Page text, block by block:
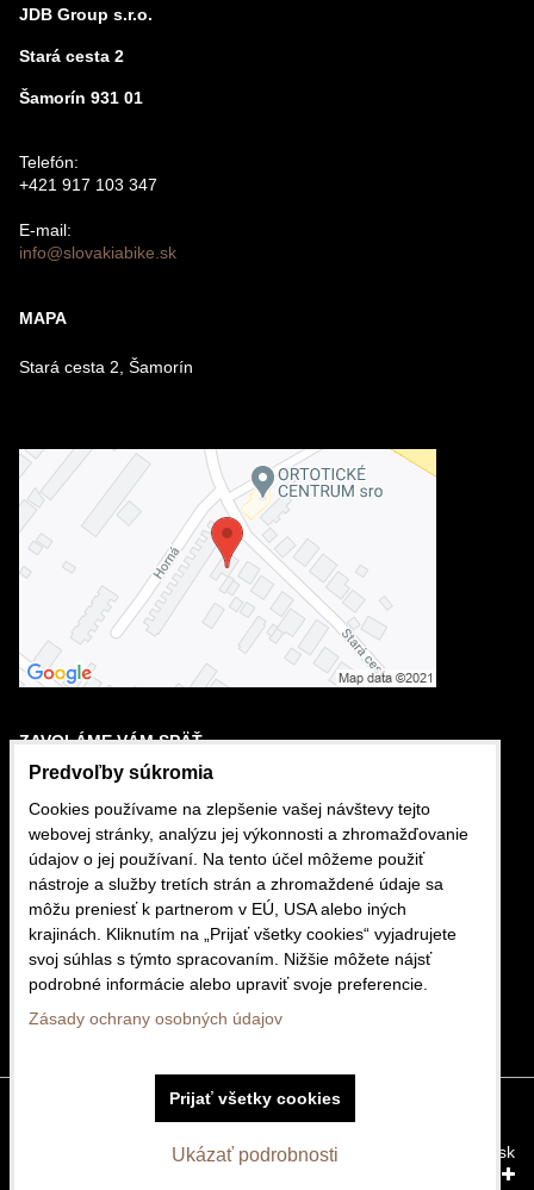
VÁŠ E-MAIL
JDB Group s.r.o.
Stará cesta 2
Šamorín 931 01
Telefón:
+421 917 103 347
E-mail:
info@slovakiabike.sk
MAPA
Stará cesta 2, Šamorín
ZAVOLÁME VÁM SPÄŤ
VÁŠ TELEFÓN
+421
Odoslať
Zásady ochrany osobných údajov
Vytvorené pomocou: BiznisWeb.sk
Predvoľby súkromia
Cookies používame na zlepšenie vašej návštevy tejto
webovej stránky, analýzu jej výkonnosti a zhromažďovanie
údajov o jej používaní. Na tento účel môžeme použiť
nástroje a služby tretích strán a zhromaždené údaje sa
môžu preniesť k partnerom v EÚ, USA alebo iných
krajinách. Kliknutím na „Prijať všetky cookies“ vyjadrujete
svoj súhlas s týmto spracovaním. Nižšie môžete nájsť
podrobné informácie alebo upraviť svoje preferencie.
Zásady ochrany osobných údajov
Ukázať podrobnosti
Prijať všetky cookies